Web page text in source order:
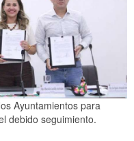
Ayuntamientos para
debido seguimiento.
y Estudios